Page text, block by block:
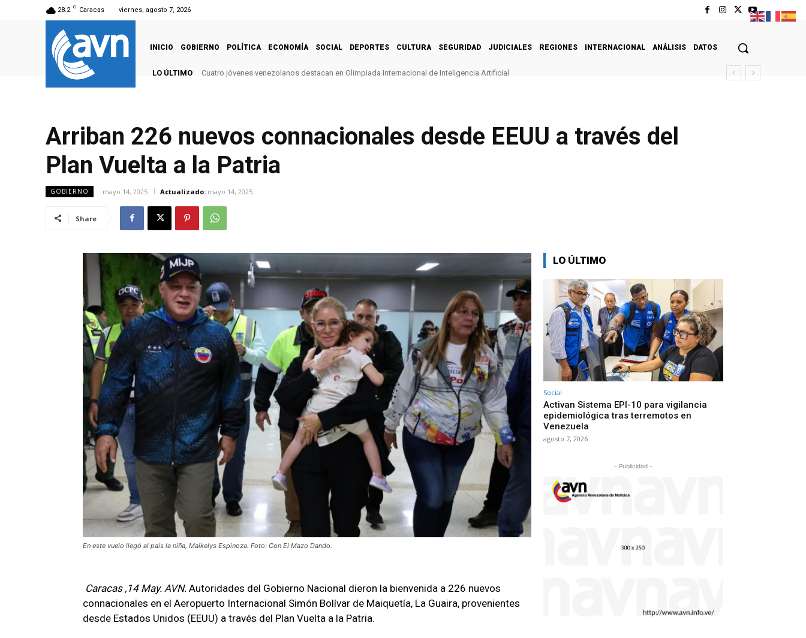
28.2 C Caracas viernes, agosto 7, 2026
INICIO GOBIERNO POLÍTICA ECONOMÍA SOCIAL DEPORTES CULTURA SEGURIDAD JUDICIALES REGIONES INTERNACIONAL ANÁLISIS DATOS
LO ÚLTIMO Cuatro jóvenes venezolanos destacan en Olimpiada Internacional de Inteligencia Artificial
Arriban 226 nuevos connacionales desde EEUU a través del
Plan Vuelta a la Patria
GOBIERNO mayo 14, 2025 Actualizado: mayo 14, 2025
Share
En este vuelo llegó al país la niña, Maikelys Espinoza. Foto: Con El Mazo Dando.
Caracas ,14 May. AVN. Autoridades del Gobierno Nacional dieron la bienvenida a 226 nuevos
connacionales en el Aeropuerto Internacional Simón Bolívar de Maiquetía, La Guaira, provenientes
desde Estados Unidos (EEUU) a través del Plan Vuelta a la Patria.
LO ÚLTIMO
Social
Activan Sistema EPI-10 para vigilancia
epidemiológica tras terremotos en
Venezuela
agosto 7, 2026
- Publicidad -